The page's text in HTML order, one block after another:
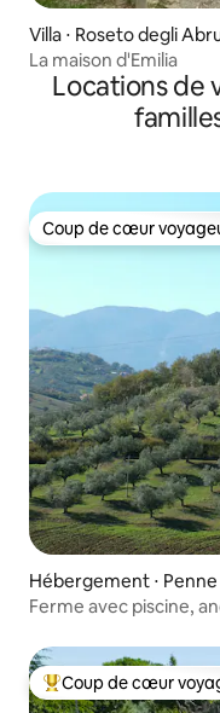
Villa ⋅ Roseto degli
La maison d'Emilia
Locations de
Coup de cœur
Coup de cœur
Hébergement ⋅ Penne
Ferme avec piscine,
Coups de cœur
Coup de cœur